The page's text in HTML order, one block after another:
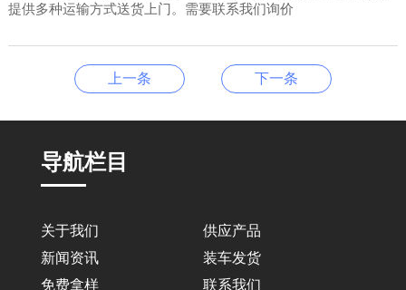
提供多种运输方式送货上门。需要联系我们询价
上一条 下一条
导航栏目
关于我们
供应产品
新闻资讯
装车发货
免费拿样
联系我们